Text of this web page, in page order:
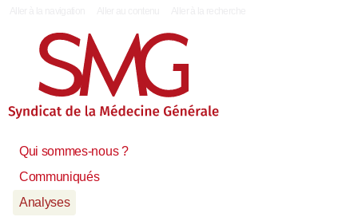
Qui sommes-nous ?
Communiqués
Analyses